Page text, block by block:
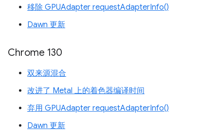
移除 GPUAdapter requestAdapterInfo()
Dawn 更新
Chrome 130
双来源混合
改进了 Metal 上的着色器编译时间
弃用 GPUAdapter requestAdapterInfo()
Dawn 更新